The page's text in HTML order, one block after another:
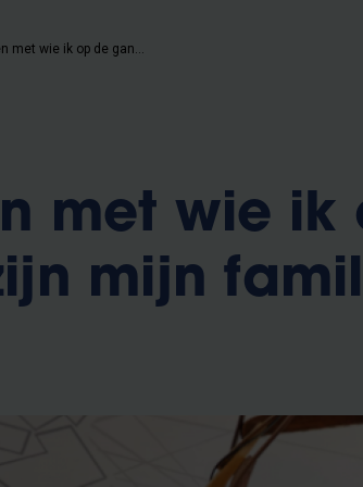
met wie ik
mijn